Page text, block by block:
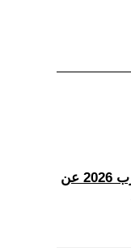
(3) بين الحسم والتوازن: ماذا تكشف حرب 2026 عن